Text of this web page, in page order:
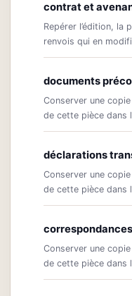
contrat et
Repérer l’édition, la
renvois qui en
documents
Conserver une
de cette pièce dans
déclarations
Conserver une
de cette pièce dans
Conserver une
de cette pièce dans